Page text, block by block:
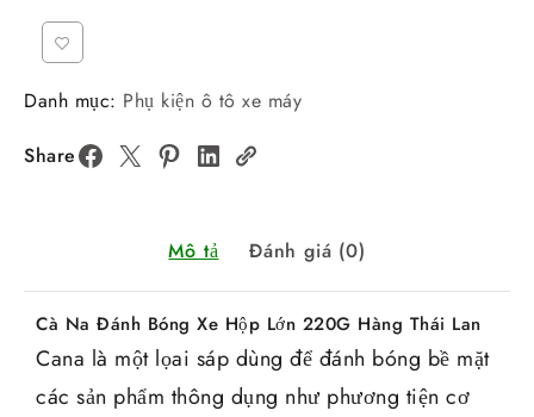
Danh mục: Phụ kiện ô tô xe máy
Share
Mô tả Đánh giá (0)
Cà Na Đánh Bóng Xe Hộp Lớn 220G Hàng Thái Lan
Cana là một lọai sáp dùng để đánh bóng bề mặt
các sản phẩm thông dụng như phương tiện cơ